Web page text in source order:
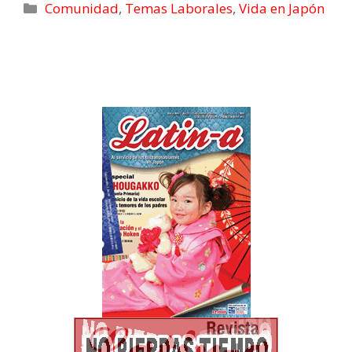
refrigeración!
Comunidad, Temas Laborales,Vida en Japón